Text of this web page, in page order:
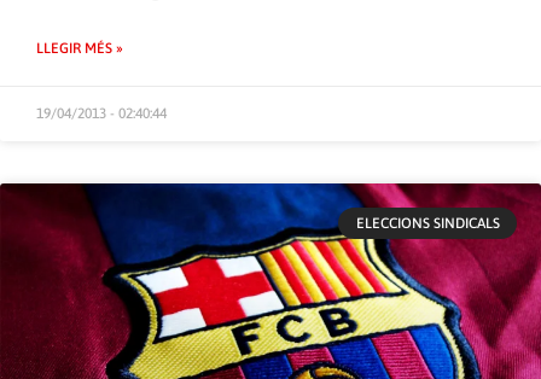
LLEGIR MÉS »
19/04/2013 - 02:40:44
ELECCIONS SINDICALS